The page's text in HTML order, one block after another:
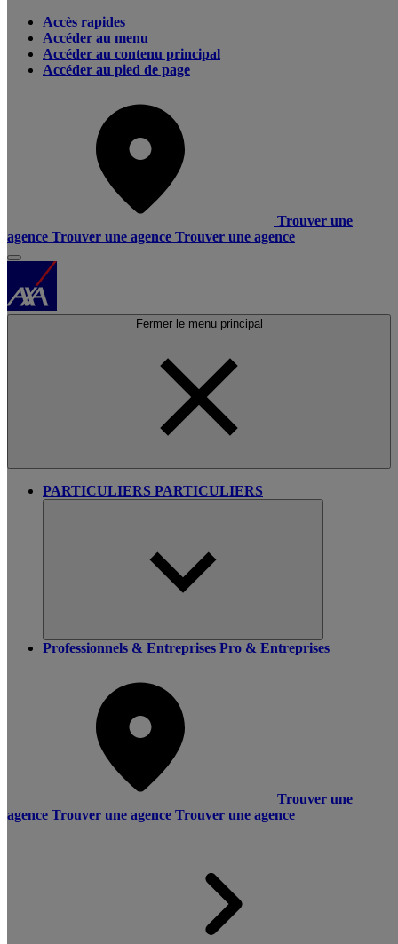
Accès rapides
Accéder au menu
Accéder au contenu principal
Accéder au pied de page
Trouver une
agence Trouver une agence Trouver une agence
Fermer le menu principal
PARTICULIERS PARTICULIERS
Professionnels & Entreprises Pro & Entreprises
Trouver une
agence Trouver une agence Trouver une agence